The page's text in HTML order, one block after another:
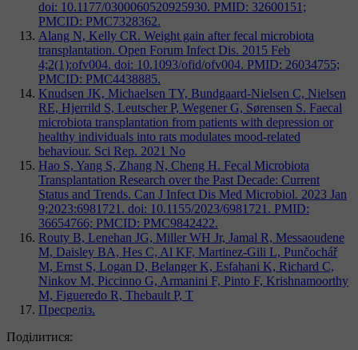
doi: 10.1177/0300060520925930. PMID: 32600151;
PMCID: PMC7328362.
Alang N, Kelly CR. Weight gain after fecal microbiota
transplantation. Open Forum Infect Dis. 2015 Feb
4;2(1):ofv004. doi: 10.1093/ofid/ofv004. PMID: 26034755;
PMCID: PMC4438885.
Knudsen JK, Michaelsen TY, Bundgaard-Nielsen C, Nielsen
RE, Hjerrild S, Leutscher P, Wegener G, Sørensen S. Faecal
microbiota transplantation from patients with depression or
healthy individuals into rats modulates mood-related
behaviour. Sci Rep. 2021 No
Hao S, Yang S, Zhang N, Cheng H. Fecal Microbiota
Transplantation Research over the Past Decade: Current
Status and Trends. Can J Infect Dis Med Microbiol. 2023 Jan
9;2023:6981721. doi: 10.1155/2023/6981721. PMID:
36654766; PMCID: PMC9842422.
Routy B, Lenehan JG, Miller WH Jr, Jamal R, Messaoudene
M, Daisley BA, Hes C, Al KF, Martinez-Gili L, Punčochář
M, Ernst S, Logan D, Belanger K, Esfahani K, Richard C,
Ninkov M, Piccinno G, Armanini F, Pinto F, Krishnamoorthy
M, Figueredo R, Thebault P, T
Пресреліз.
Поділитися: